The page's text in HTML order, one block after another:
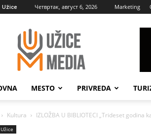
Užice Четвртак, август 6, 2026 Marketing
UžiceMedia
MESTO PRIVREDA
Kultura IZLOŽBA U BIBLIOTECI „Trideset godina
Užice